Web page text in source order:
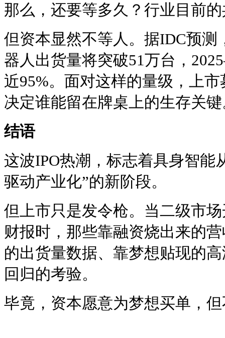
那么，还要等多久？行业目前
但资本显然不等人。据IDC预测
器人出货量将突破51万台，
近95%。面对这样的量级，上
决定谁能留在牌桌上的生存关
结语
这波IPO热潮，标志着具身智能
驱动产业化”的新阶段。
但上市只是发令枪。当二级市
财报时，那些靠融资烧出来的
的出货量数据、靠梦想贴现的
回归的考验。
毕竟，资本愿意为梦想买单，